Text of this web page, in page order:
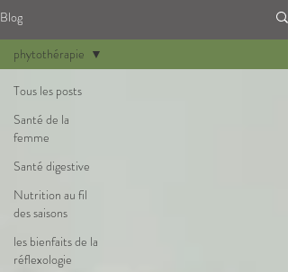
Blog
Tous les posts
Santé de la
femme
Santé digestive
Nutrition au fil
des saisons
les bienfaits de la
réflexologie
phytothérapie